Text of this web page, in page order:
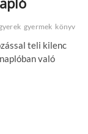
gyermek könyv
teli kilenc
való